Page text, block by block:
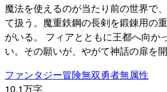
魔法を使えるのが当たり前の世界で
て扱う。魔重鉄鋼の長剣を鍛錬用の
がいる。 フィアとともに王都へ向か
い。その願いが、やがて神話の扉を開
ファンタジー冒険無双勇者無属性
10.1万字